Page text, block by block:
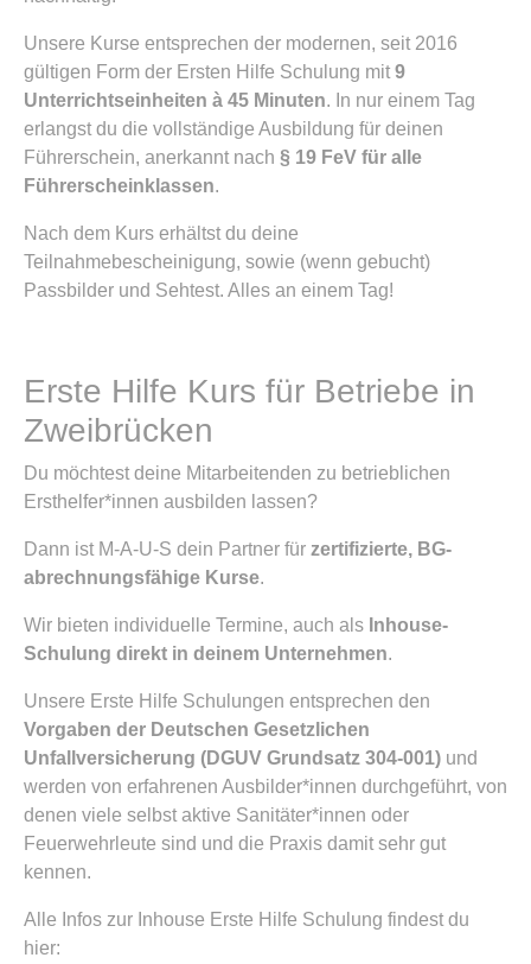
Unsere Kurse entsprechen der modernen, seit 2016
gültigen Form der Ersten Hilfe Schulung mit 9
Unterrichtseinheiten à 45 Minuten. In nur einem Tag
erlangst du die vollständige Ausbildung für deinen
Führerschein, anerkannt nach § 19 FeV für alle
Führerscheinklassen.
Nach dem Kurs erhältst du deine
Teilnahmebescheinigung, sowie (wenn gebucht)
Passbilder und Sehtest. Alles an einem Tag!
Erste Hilfe Kurs für Betriebe in
Zweibrücken
Du möchtest deine Mitarbeitenden zu betrieblichen
Ersthelfer*innen ausbilden lassen?
Dann ist M-A-U-S dein Partner für zertifizierte, BG-
abrechnungsfähige Kurse.
Wir bieten individuelle Termine, auch als Inhouse-
Schulung direkt in deinem Unternehmen.
Unsere Erste Hilfe Schulungen entsprechen den
Vorgaben der Deutschen Gesetzlichen
Unfallversicherung (DGUV Grundsatz 304-001) und
werden von erfahrenen Ausbilder*innen durchgeführt, von
denen viele selbst aktive Sanitäter*innen oder
Feuerwehrleute sind und die Praxis damit sehr gut
kennen.
Alle Infos zur Inhouse Erste Hilfe Schulung findest du
hier: